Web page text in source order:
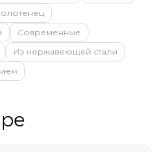
Современные
Из нержавеющей стали